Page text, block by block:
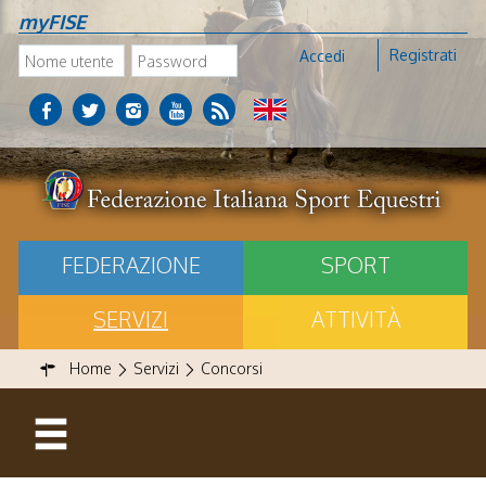
myFISE
Accedi Registrati
FEDERAZIONE
SPORT
SERVIZI
ATTIVITÀ
Home Servizi Concorsi